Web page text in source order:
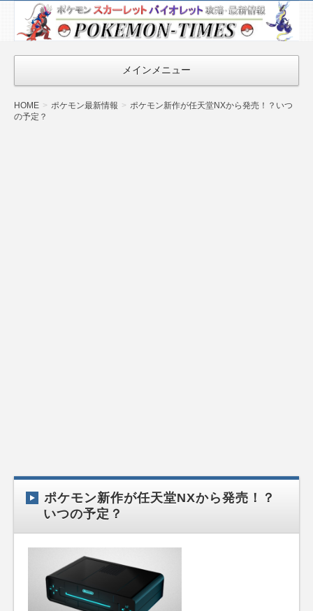
ポケモン最新
情報まとめ
『POKEMON-
TIMES』
メインメニュー
HOME ポケモン最新情報
ポケモン新作が任天堂NXから発売！？いつ
の予定？
ポケモン新作が任天堂NXから発売！？
いつの予定？